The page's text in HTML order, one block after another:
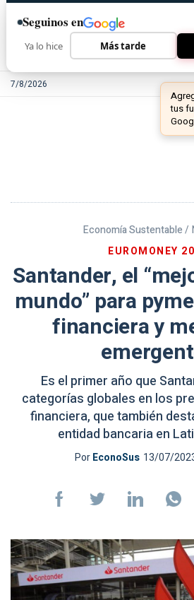
7/8/2026
Economía Sustentable /
EUROMONEY
Santander, el
mundo” para
financiera y
Es el primer año que
categorías globales en los
financiera, que también
entidad bancaria en
PorEconoSus 13/07/
Seguinos en
Ya lo hice Más tarde